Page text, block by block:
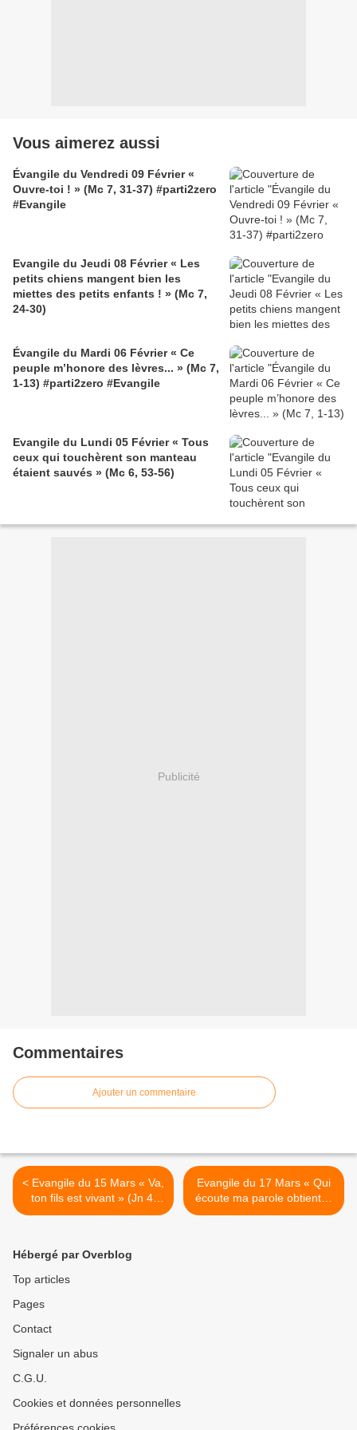
Vous aimerez aussi
Évangile du Vendredi 09 Février «
Ouvre-toi ! » (Mc 7, 31-37) #parti2zero
#Evangile
Evangile du Jeudi 08 Février « Les
petits chiens mangent bien les
miettes des petits enfants ! » (Mc 7,
24-30)
Évangile du Mardi 06 Février « Ce
peuple m’honore des lèvres... » (Mc 7,
1-13) #parti2zero #Evangile
Evangile du Lundi 05 Février « Tous
ceux qui touchèrent son manteau
étaient sauvés » (Mc 6, 53-56)
Publicité
Commentaires
Ajouter un commentaire
< Evangile du 15 Mars « Va,
ton fils est vivant » (Jn 4,
43-54) #parti2zero
Evangile du 17 Mars « Qui
écoute ma parole obtient la
vie éternelle » (Jn 5, 17-30)
Hébergé par Overblog
Top articles
Pages
Contact
Signaler un abus
C.G.U.
Cookies et données personnelles